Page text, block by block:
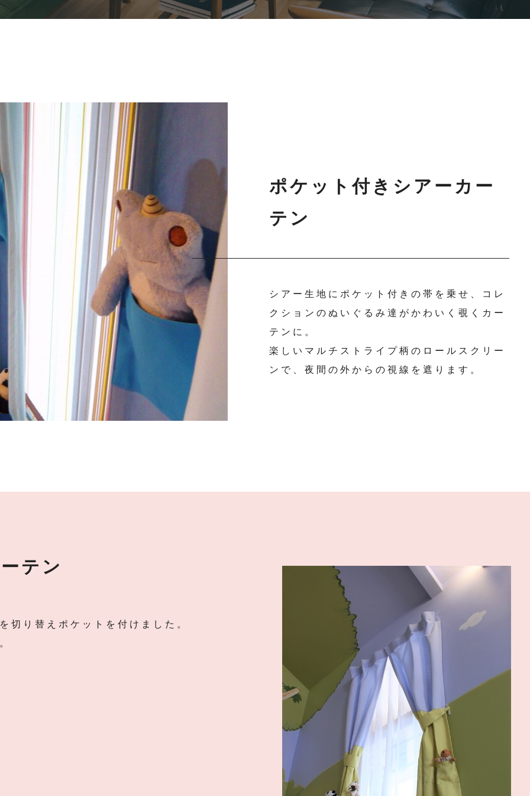
ポケット付きシアーカー
テン
シアー生地にポケット付きの帯を乗せ、コレ
クションのぬいぐるみ達がかわいく覗くカー
テンに。
楽しいマルチストライプ柄のロールスクリー
ンで、夜間の外からの視線を遮ります。
テン
切り替えポケットを付けました。